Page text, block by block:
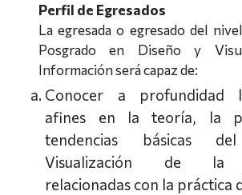
Perfil de Egresados
La egresada o egresado del
Posgrado en Diseño y
Información será capaz de:
Conocer a profundidad
afines en la teoría, la
tendencias básicas
Visualización de la
relacionadas con la práctica